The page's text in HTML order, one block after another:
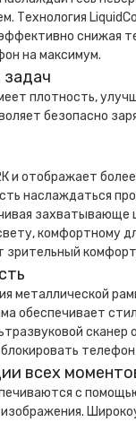
Технология
снижая
на максимум.
плотность,
безопасно
и отображает
наслаждаться
захватывающе
комфортному
зрительный
металлической
обеспечивает
всех
с